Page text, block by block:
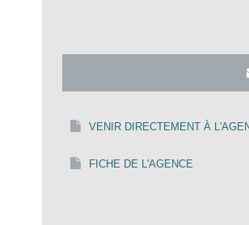
VENIR DIRECTEMENT À
FICHE DE L'AGENCE